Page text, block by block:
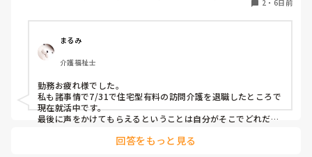
信頼関係は一度の説明で築けるものではないと思うので、誠実
なのかなと思っています。
明日から、派遣社員で住宅型ホスピスに勤務します。初めて
の形態です。まだまだ勉強していきます。
規模多機能型居宅介護
2 ・ 6日前
まるみ
介護福祉士
勤務お疲れ様でした。
私も諸事情で7/31で住宅型有料の訪問介護を退職したところで
現在就活中です。
最後に声をかけてもらえるということは自分がそこでどれだけ
ちなみにウチは日本人より外国人が多い状態だったので「まる
回答をもっと見る